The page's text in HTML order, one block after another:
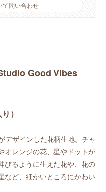
て問い合わせ
Good Vibes
）
デザインした花柄生地。チャ
オレンジの花、星やドットが
びるように生えた花や、花の
など、細かいところにかわい